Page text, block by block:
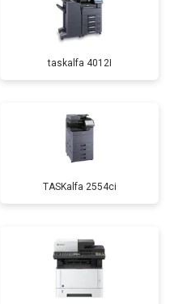
taskalfa 4012I
TASKalfa 2554ci